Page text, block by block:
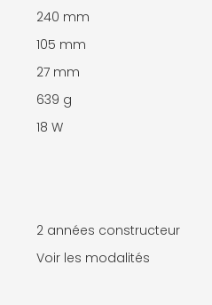
240 mm
105 mm
27 mm
639 g
18 W
2 années constructeur
Voir les modalités